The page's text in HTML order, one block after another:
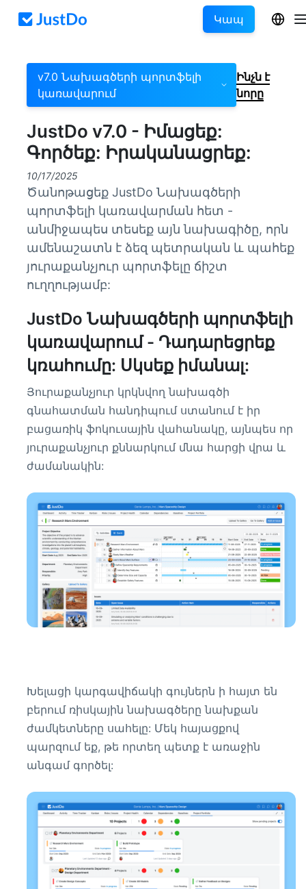
Կապ
v7.0 Նախագծերի պորտֆելի
կառավարում
Ինչն է
նորը
JustDo v7.0 - Իմացեք:
Գործեք: Իրականացրեք:
10/17/2025
Ծանոթացեք JustDo Նախագծերի
պորտֆելի կառավարման հետ -
անմիջապես տեսեք այն նախագիծը, որն
ամենաշատն է ձեզ պետրական և պահեք
յուրաքանչյուր պորտֆելը ճիշտ
ուղղությամբ:
JustDo Նախագծերի պորտֆելի
կառավարում - Դադարեցրեք
կռահումը: Սկսեք իմանալ:
Յուրաքանչյուր կրկնվող նախագծի
գնահատման հանդիպում ստանում է իր
բացառիկ ֆոկուսային վահանակը, այնպես որ
յուրաքանչյուր քննարկում մնա հարցի վրա և
ժամանակին:
Խելացի կարգավիճակի գույներն ի հայտ են
բերում ռիսկային նախագծերը նախքան
ժամկետները սահելը: Մեկ հայացքով
պարզում եք, թե որտեղ պետք է առաջին
անգամ գործել: